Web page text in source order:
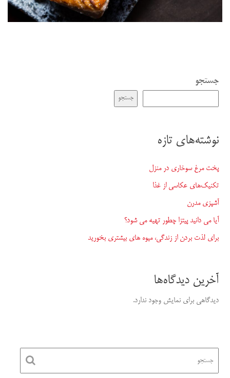
جستجو
جستجو
نوشته‌های تازه
پخت مرغ سوخاری در منزل
تکنیک‌های عکاسی از غذا
آشپزی مدرن
آیا می دانید پیتزا چطور تهیه می شود؟
برای لذت بردن از زندگی، میوه های بیشتری بخورید
آخرین دیدگاه‌ها
دیدگاهی برای نمایش وجود ندارد.